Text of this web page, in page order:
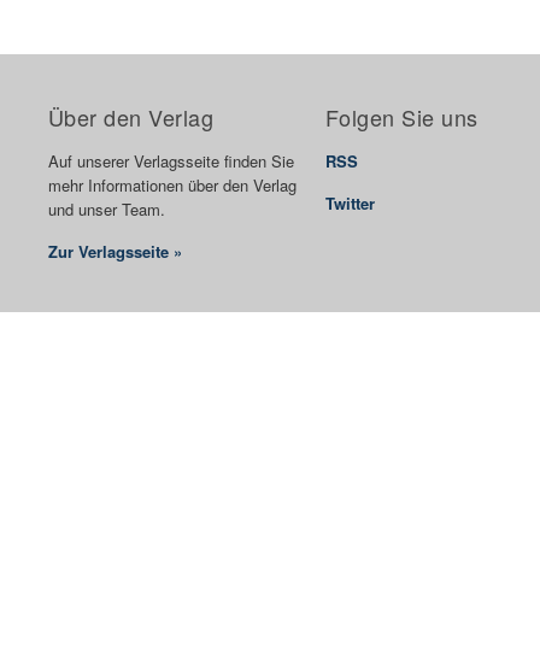
Über den Verlag
Auf unserer Verlagsseite finden Sie
mehr Informationen über den Verlag
und unser Team.
Zur Verlagsseite »
Folgen Sie uns
RSS
Twitter